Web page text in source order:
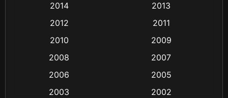
Coming-of-age ชีวิตวัยรุ่น (13)
Crime อาชญากรรม (48)
2014
2013
2012
2011
2010
2009
2008
2007
2006
2005
2003
2002